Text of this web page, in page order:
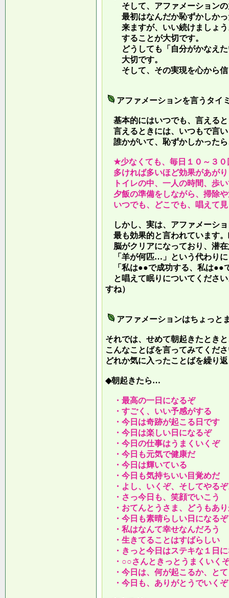
そして、アファメーションの
最初はなんだか恥ずかしかっ
来ますが、いい続けましょう
することが大切です。
どうしても「自分がかなえた
大切です。
そして、その実現を心から信
アファメーションを言うタイ
基本的にはいつでも、言える
言えるときには、いつもで言
誰かがいて、恥ずかしかった
★少なくても、毎日１０～３０
多ければ多いほど効果があが
トイレの中、一人の時間、歩
夕飯の準備をしながら、掃除
いつでも、どこでも、唱えて
しかし、実は、アファメーシ
最も効果的と言われています
脳がクリアになっており、潜
「羊が何匹…」という代わりに
「私は●●で成功する、私は●●
と唱えて眠りについてくださ
すね）
アファメーションはちょっと
それでは、せめて朝起きたとき
こんなことばを言ってみてくだ
どれか気に入ったことばを繰り
◆朝起きたら…
・最高の一日になるぞ
・すごく、いい予感がする
・今日は奇跡が起こる日です
・今日は楽しい日になるぞ
・今日の仕事はうまくいくぞ
・今日も元気で健康だ
・今日は輝いている
・今日も気持ちいい目覚めだ
・よし、いくぞ、そしてやる
・さっ今日も、笑顔でいこう
・おてんとうさま、どうもあ
・今日も素晴らしい日になるぞ
・私はなんて幸せなんだろう
・生きてることはすばらしい
・きっと今日はステキな１日
・○○さんときっとうまくいく
・今日は、何が起こるか、と
・今日も、ありがとうでいくぞ